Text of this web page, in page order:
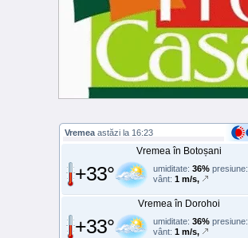
Vremea astăzi la 16:23
Vremea în Botoșani
+33° umiditate: 36% presiune:
vânt: 1 m/s,
Vremea în Dorohoi
+33° umiditate: 36% presiune:
vânt: 1 m/s,